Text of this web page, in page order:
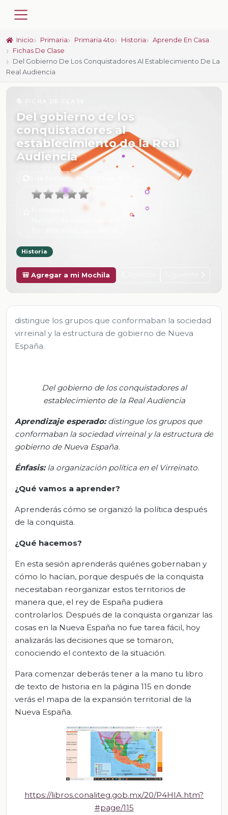
Inicio Primaria Primaria 4to Historia
Aprende En Casa
Fichas De Clase
Del Gobierno De Los Conquistadores Al Establecimiento De La
Real Audiencia
Del gobierno de los
conquistadores al
establecimiento de la Real
Audiencia
6 de Febrero de 2025 a las 15:32
Historia
🎒 Agregar a mi Mochila
distingue los grupos que conformaban la sociedad
virreinal y la estructura de gobierno de Nueva
España.
Del gobierno de los conquistadores al
establecimiento de la Real Audiencia
Aprendizaje esperado:distingue los grupos que
conformaban la sociedad virreinal y la estructura de
gobierno de Nueva España.
Énfasis: la organización política en el Virreinato.
¿Qué vamos a aprender?
Aprenderás cómo se organizó la política después
de la conquista.
¿Qué hacemos?
En esta sesión aprenderás quiénes gobernaban y
cómo lo hacían, porque después de la conquista
necesitaban reorganizar estos territorios de
manera que, el rey de España pudiera
controlarlos. Después de la conquista organizar las
cosas en la Nueva España no fue tarea fácil, hoy
analizarás las decisiones que se tomaron,
conociendo el contexto de la situación.
Para comenzar deberás tener a la mano tu libro
de texto de historia en la página 115 en donde
verás el mapa de la expansión territorial de la
Nueva España.
https://libros.conaliteg.gob.mx/20/P4HIA.htm?
#page/115